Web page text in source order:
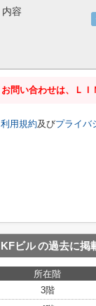
内容
お問い合わせは、ＬＩ
利用規約及びプライバ
KFビルの過去に掲
所在階
3階